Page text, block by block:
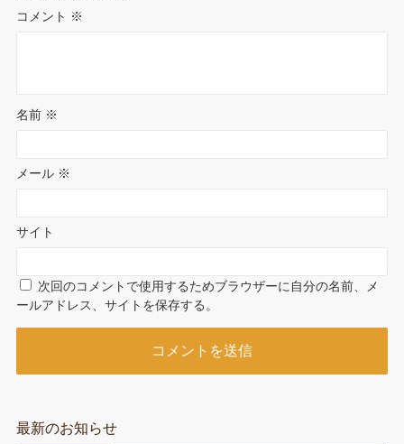
コメント ※
名前 ※
メール ※
サイト
次回のコメントで使用するためブラウザーに自分の名前、メ
ールアドレス、サイトを保存する。
最新のお知らせ